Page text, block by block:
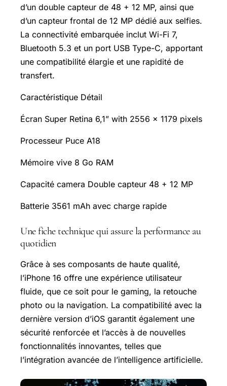
d’un double capteur de 48 + 12 MP, ainsi que
d’un capteur frontal de 12 MP dédié aux selfies.
La connectivité embarquée inclut Wi-Fi 7,
Bluetooth 5.3 et un port USB Type-C, apportant
une compatibilité élargie et une rapidité de
transfert.
Caractéristique Détail
Écran Super Retina 6,1” with 2556 x 1179 pixels
Processeur Puce A18
Mémoire vive 8 Go RAM
Capacité camera Double capteur 48 + 12 MP
Batterie 3561 mAh avec charge rapide
Une fiche technique qui assure la performance au
quotidien
Grâce à ses composants de haute qualité,
l’iPhone 16 offre une expérience utilisateur
fluide, que ce soit pour le gaming, la retouche
photo ou la navigation. La compatibilité avec la
dernière version d’iOS garantit également une
sécurité renforcée et l’accès à de nouvelles
fonctionnalités innovantes, telles que
l’intégration avancée de l’intelligence artificielle.